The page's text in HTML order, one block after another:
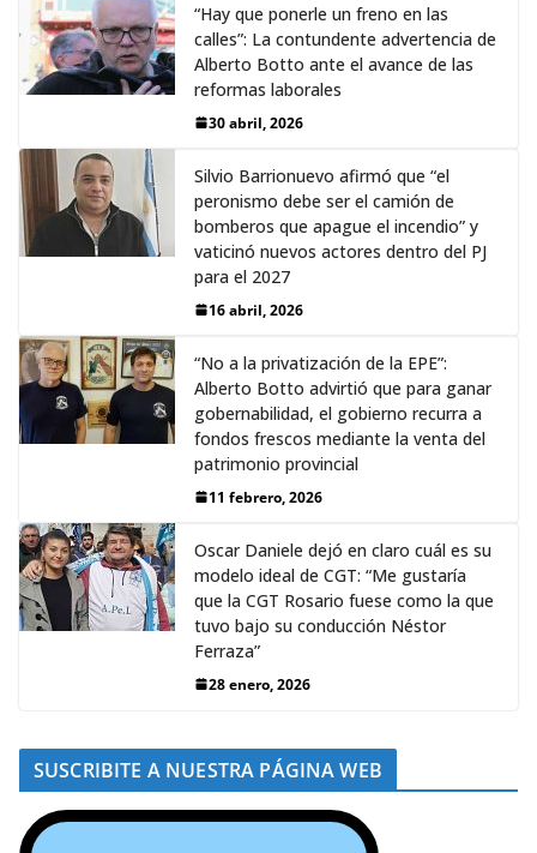
“Hay que ponerle un freno en las
calles”: La contundente advertencia de
Alberto Botto ante el avance de las
reformas laborales
30 abril, 2026
Silvio Barrionuevo afirmó que “el
peronismo debe ser el camión de
bomberos que apague el incendio” y
vaticinó nuevos actores dentro del PJ
para el 2027
16 abril, 2026
“No a la privatización de la EPE”:
Alberto Botto advirtió que para ganar
gobernabilidad, el gobierno recurra a
fondos frescos mediante la venta del
patrimonio provincial
11 febrero, 2026
Oscar Daniele dejó en claro cuál es su
modelo ideal de CGT: “Me gustaría
que la CGT Rosario fuese como la que
tuvo bajo su conducción Néstor
Ferraza”
28 enero, 2026
SUSCRIBITE A NUESTRA PÁGINA WEB